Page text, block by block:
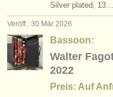
Silver plated, 13…
Veröff.: 30 Mär 2026
Bassoon:
Walter
2022
Preis: Auf